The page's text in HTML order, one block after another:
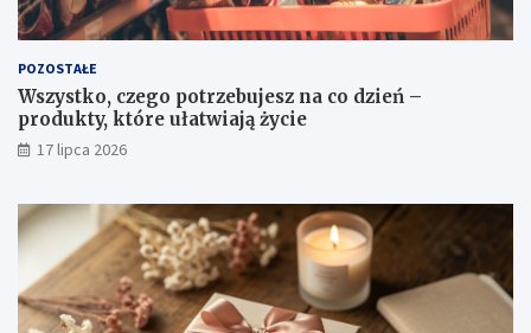
POZOSTAŁE
Wszystko, czego potrzebujesz na co dzień –
produkty, które ułatwiają życie
17 lipca 2026